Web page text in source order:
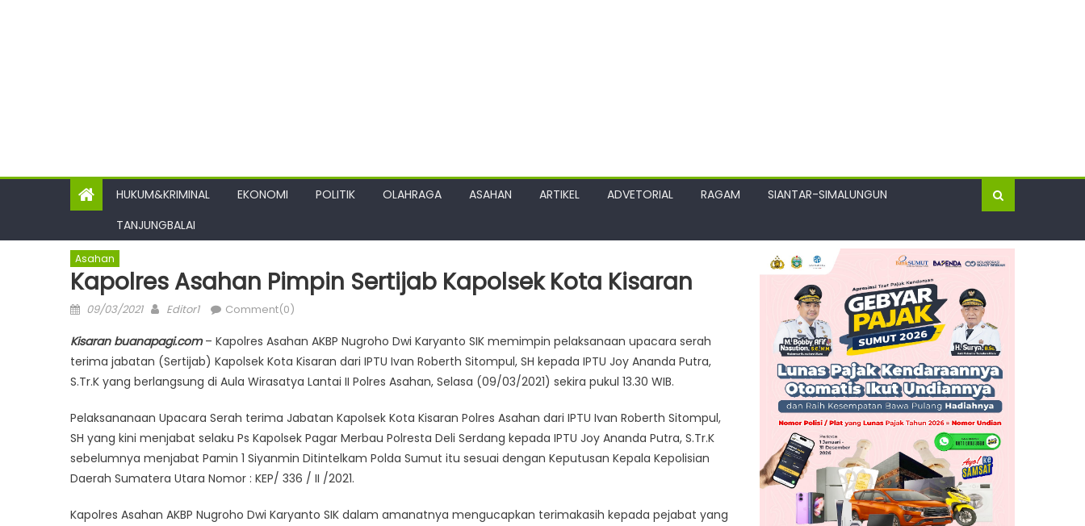
HUKUM&KRIMINAL EKONOMI POLITIK OLAHRAGA ASAHAN ARTIKEL ADVETORIAL RAGAM
SIANTAR-SIMALUNGUN
TANJUNGBALAI
Asahan
Kapolres Asahan Pimpin Sertijab Kapolsek Kota Kisaran
Posted
09/03/2021 Author
Editor1 Comment(0)
Kisaran buanapagi.com– Kapolres Asahan AKBP Nugroho Dwi Karyanto SIK memimpin pelaksanaan upacara serah
terima jabatan (Sertijab) Kapolsek Kota Kisaran dari IPTU Ivan Roberth Sitompul, SH kepada IPTU Joy Ananda Putra,
S.Tr.K yang berlangsung di Aula Wirasatya Lantai II Polres Asahan, Selasa (09/03/2021) sekira pukul 13.30 WIB.
Pelaksananaan Upacara Serah terima Jabatan Kapolsek Kota Kisaran Polres Asahan dari IPTU Ivan Roberth Sitompul,
SH yang kini menjabat selaku Ps Kapolsek Pagar Merbau Polresta Deli Serdang kepada IPTU Joy Ananda Putra, S.Tr.K
sebelumnya menjabat Pamin 1 Siyanmin Ditintelkam Polda Sumut itu sesuai dengan Keputusan Kepala Kepolisian
Daerah Sumatera Utara Nomor : KEP/ 336 / II /2021.
Kapolres Asahan AKBP Nugroho Dwi Karyanto SIK dalam amanatnya mengucapkan terimakasih kepada pejabat yang